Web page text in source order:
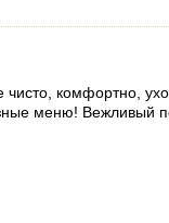
чисто, комфортно,
меню! Вежливый